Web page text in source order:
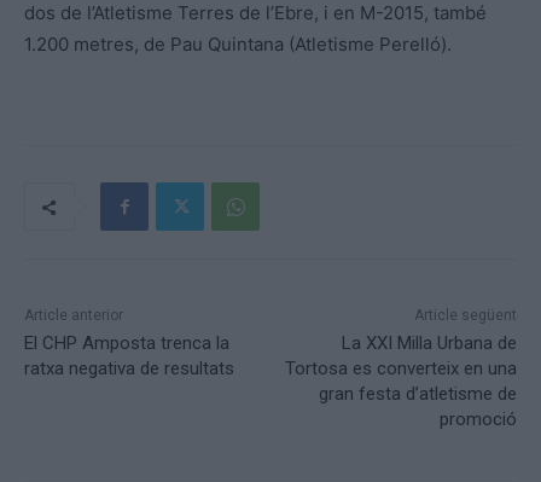
dos de l’Atletisme Terres de l’Ebre, i en M-2015, també
1.200 metres, de Pau Quintana (Atletisme Perelló).
Article anterior
El CHP Amposta trenca la
ratxa negativa de resultats
Article següent
La XXI Milla Urbana de
Tortosa es converteix en una
gran festa d’atletisme de
promoció